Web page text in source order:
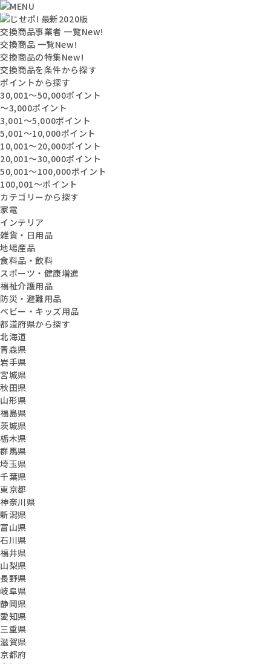
交換商品事業者 一覧New!
交換商品 一覧New!
交換商品の特集New!
交換商品を条件から探す
ポイントから探す
30,001〜50,000ポイント
〜3,000ポイント
3,001〜5,000ポイント
5,001〜10,000ポイント
10,001〜20,000ポイント
20,001〜30,000ポイント
50,001〜100,000ポイント
100,001〜ポイント
カテゴリーから探す
家電
インテリア
雑貨・日用品
地場産品
食料品・飲料
スポーツ・健康増進
福祉介護用品
防災・避難用品
ベビー・キッズ用品
都道府県から探す
北海道
青森県
岩手県
宮城県
秋田県
山形県
福島県
茨城県
栃木県
群馬県
埼玉県
千葉県
東京都
神奈川県
新潟県
富山県
石川県
福井県
山梨県
長野県
岐阜県
静岡県
愛知県
三重県
滋賀県
京都府